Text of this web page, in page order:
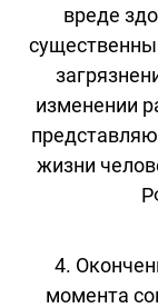
вреде
изменении
жизни
4.
момента